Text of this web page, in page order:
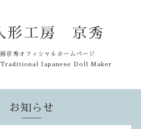
形工房 京秀
京秀オフィシャルホームページ
Japanese Doll Maker
お知らせ